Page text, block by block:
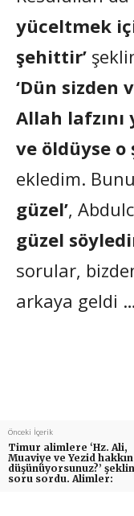
yüceltmek
şehittir’
‘Dün sizden
Allah
ve öldüyse o
ekledim.
güzel’,
güzel
sorular,
arkaya geldi
Önceki İçerik
Timur alimlere ‘Hz. Ali,
Muaviye ve Yezid
düşünüyorsunuz?’
soru sordu. Alimler: